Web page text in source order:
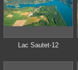
Lac Sautet-12